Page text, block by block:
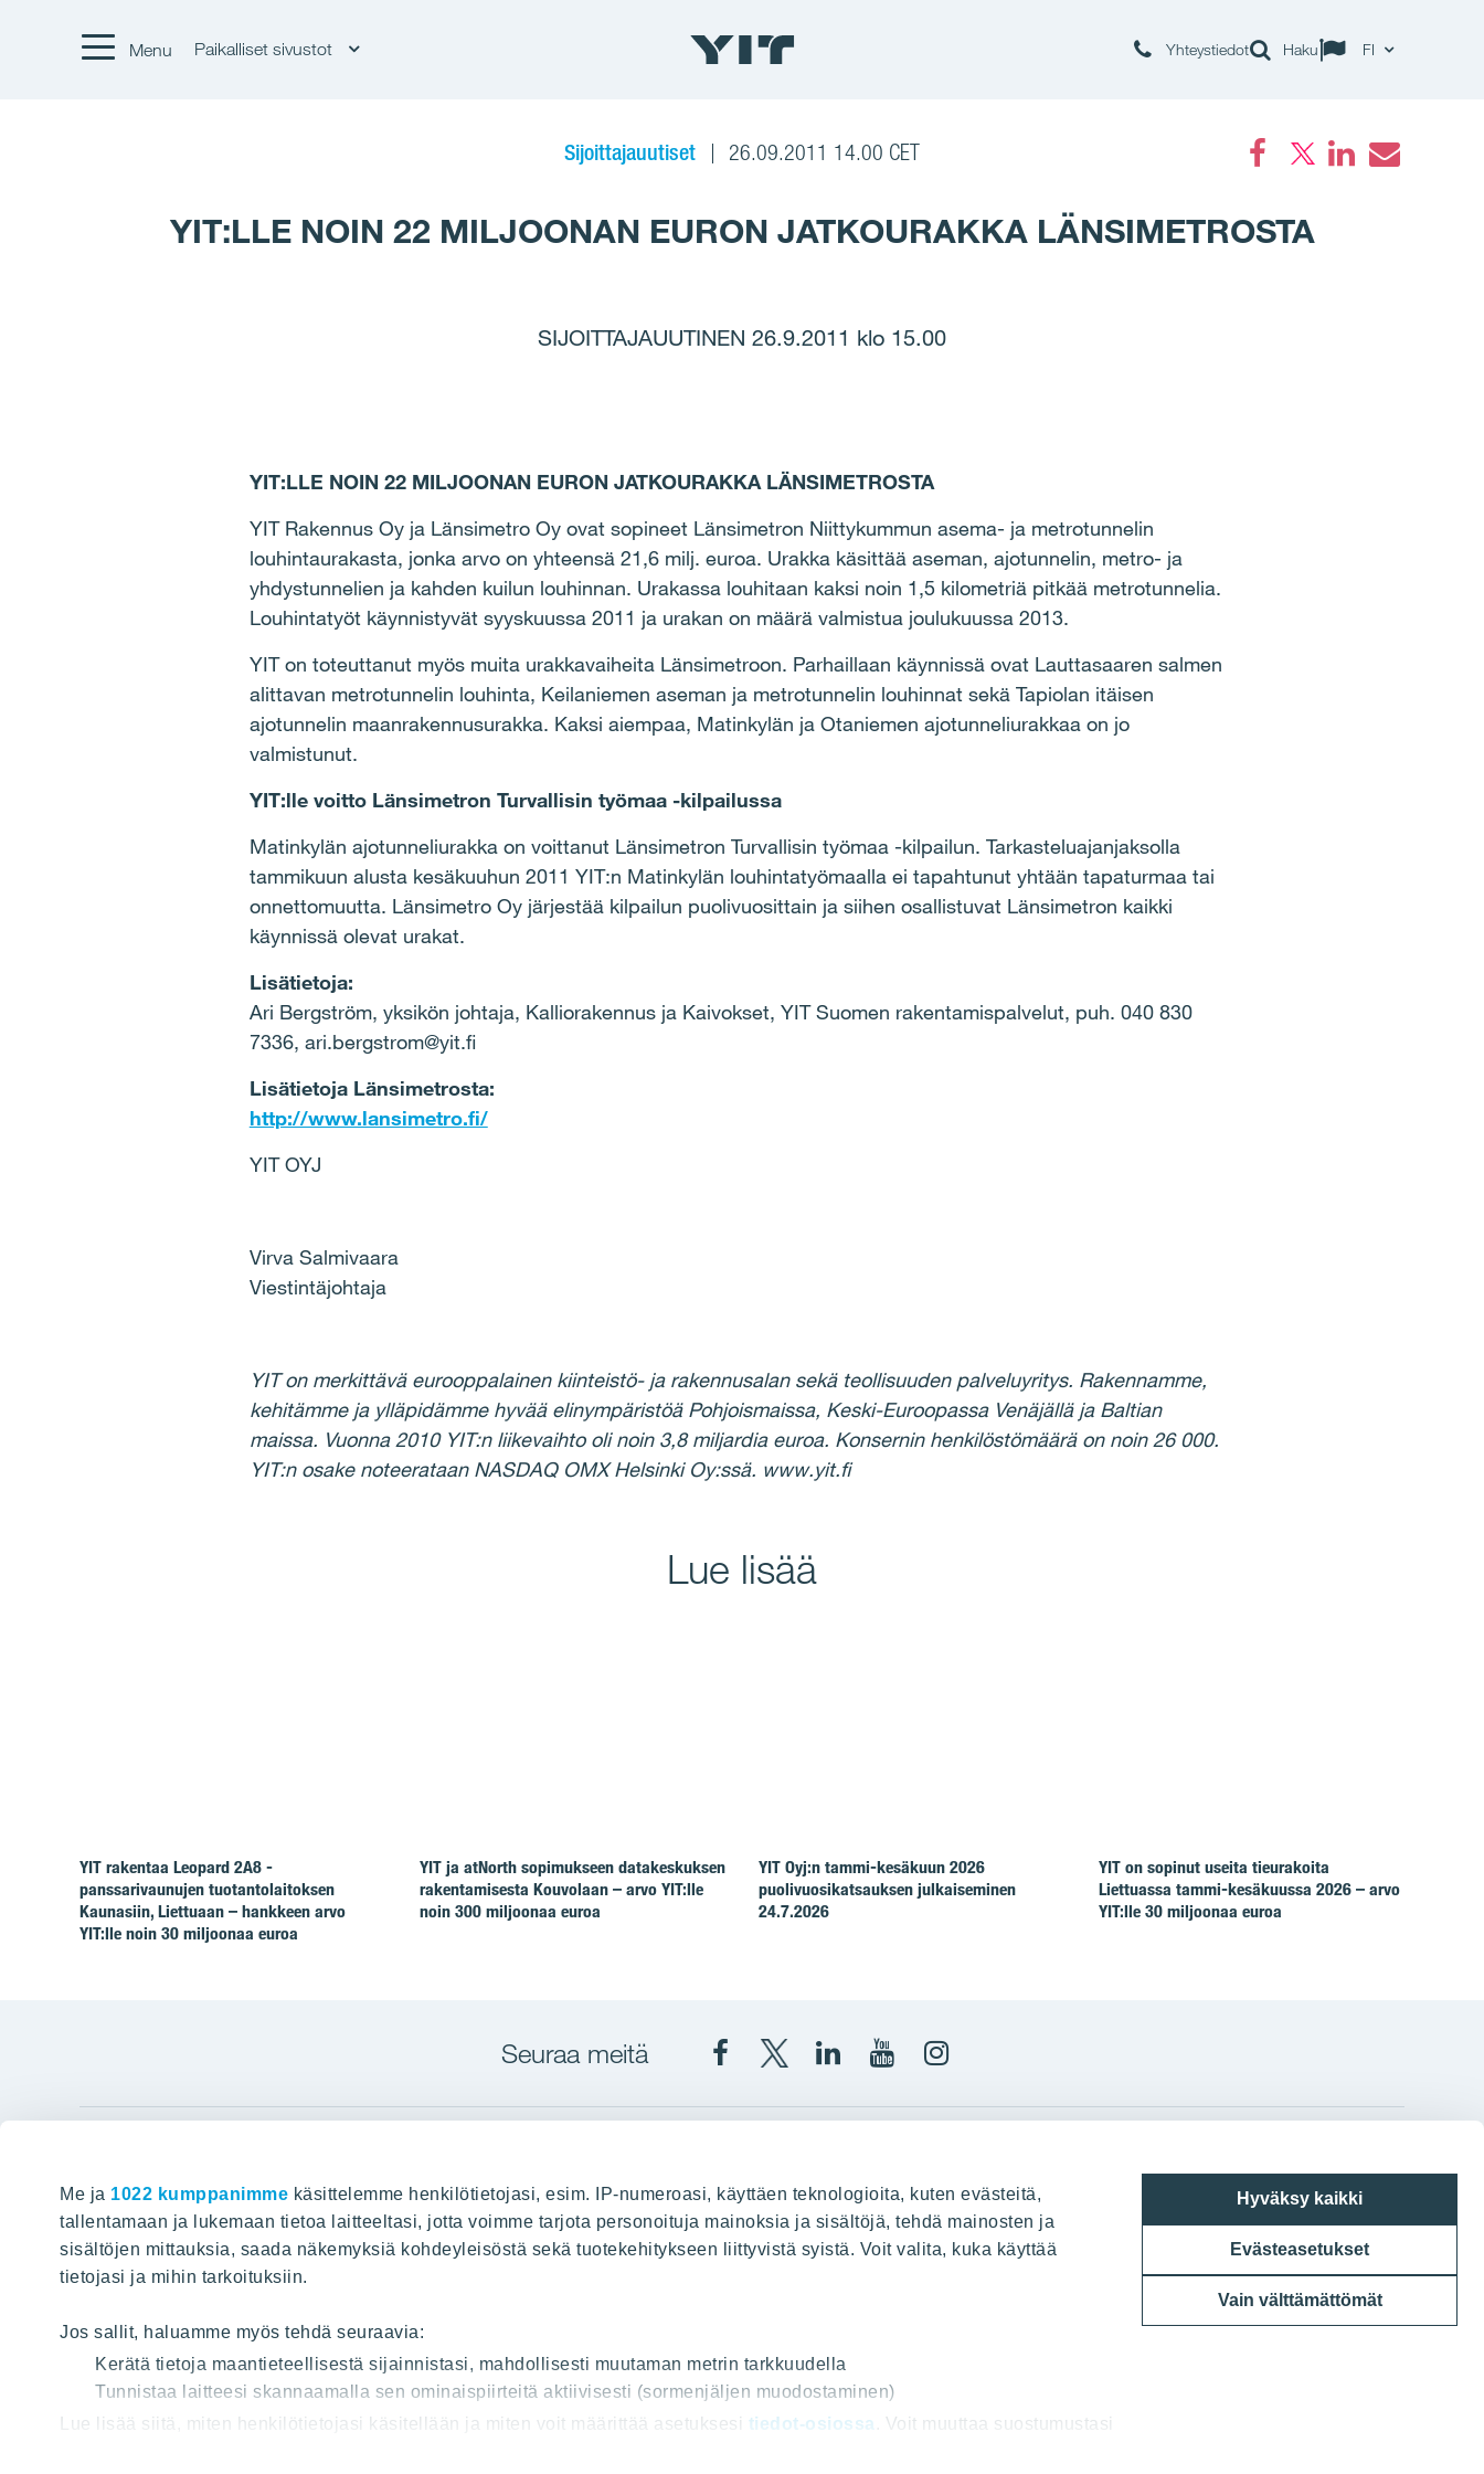
Me ja 1022 kumppanimme käsittelemme henkilötietojasi, esim. IP-numeroasi, käyttäen teknologioita, kuten evästeitä,
tallentamaan ja lukemaan tietoa laitteeltasi, jotta voimme tarjota personoituja mainoksia ja sisältöjä, tehdä mainosten ja
sisältöjen mittauksia, saada näkemyksiä kohdeyleisöstä sekä tuotekehitykseen liittyvistä syistä. Voit valita, kuka käyttää
tietojasi ja mihin tarkoituksiin.
Jos sallit, haluamme myös tehdä seuraavia:
Kerätä tietoja maantieteellisestä sijainnistasi, mahdollisesti muutaman metrin tarkkuudella
Tunnistaa laitteesi skannaamalla sen ominaispiirteitä aktiivisesti (sormenjäljen muodostaminen)
Lue lisää siitä, miten henkilötietojasi käsitellään ja miten voit määrittää asetuksesi tiedot-osiossa . Voit muuttaa suostumustasi
Hyväksy kaikki
Evästeasetukset
Vain välttämättömät
Menu Paikalliset sivustot Yhteystiedot Haku FI
Sijoittajauutiset 26.09.2011 14.00 CET
YIT:LLE NOIN 22 MILJOONAN EURON JATKOURAKKA LÄNSIMETROSTA
SIJOITTAJAUUTINEN 26.9.2011 klo 15.00
YIT:LLE NOIN 22 MILJOONAN EURON JATKOURAKKA LÄNSIMETROSTA
YIT Rakennus Oy ja Länsimetro Oy ovat sopineet Länsimetron Niittykummun asema- ja metrotunnelin
louhintaurakasta, jonka arvo on yhteensä 21,6 milj. euroa. Urakka käsittää aseman, ajotunnelin, metro- ja
yhdystunnelien ja kahden kuilun louhinnan. Urakassa louhitaan kaksi noin 1,5 kilometriä pitkää metrotunnelia.
Louhintatyöt käynnistyvät syyskuussa 2011 ja urakan on määrä valmistua joulukuussa 2013.
YIT on toteuttanut myös muita urakkavaiheita Länsimetroon. Parhaillaan käynnissä ovat Lauttasaaren salmen
alittavan metrotunnelin louhinta, Keilaniemen aseman ja metrotunnelin louhinnat sekä Tapiolan itäisen
ajotunnelin maanrakennusurakka. Kaksi aiempaa, Matinkylän ja Otaniemen ajotunneliurakkaa on jo
valmistunut.
YIT:lle voitto Länsimetron Turvallisin työmaa -kilpailussa
Matinkylän ajotunneliurakka on voittanut Länsimetron Turvallisin työmaa -kilpailun. Tarkasteluajanjaksolla
tammikuun alusta kesäkuuhun 2011 YIT:n Matinkylän louhintatyömaalla ei tapahtunut yhtään tapaturmaa tai
onnettomuutta. Länsimetro Oy järjestää kilpailun puolivuosittain ja siihen osallistuvat Länsimetron kaikki
käynnissä olevat urakat.
Lisätietoja:
Ari Bergström, yksikön johtaja, Kalliorakennus ja Kaivokset, YIT Suomen rakentamispalvelut, puh. 040 830
7336, ari.bergstrom@yit.fi
Lisätietoja Länsimetrosta:
http://www.lansimetro.fi/
YIT OYJ
Virva Salmivaara
Viestintäjohtaja
YIT on merkittävä eurooppalainen kiinteistö- ja rakennusalan sekä teollisuuden palveluyritys. Rakennamme,
kehitämme ja ylläpidämme hyvää elinympäristöä Pohjoismaissa, Keski-Euroopassa Venäjällä ja Baltian
maissa. Vuonna 2010 YIT:n liikevaihto oli noin 3,8 miljardia euroa. Konsernin henkilöstömäärä on noin 26 000.
YIT:n osake noteerataan NASDAQ OMX Helsinki Oy:ssä. www.yit.fi
Lue lisää
YIT rakentaa Leopard 2A8 -
panssarivaunujen tuotantolaitoksen
Kaunasiin, Liettuaan – hankkeen arvo
YIT:lle noin 30 miljoonaa euroa
YIT ja atNorth sopimukseen datakeskuksen
rakentamisesta Kouvolaan – arvo YIT:lle
noin 300 miljoonaa euroa
YIT Oyj:n tammi-kesäkuun 2026
puolivuosikatsauksen julkaiseminen
24.7.2026
YIT on sopinut useita tieurakoita
Liettuassa tammi-kesäkuussa 2026 – arvo
YIT:lle 30 miljoonaa euroa
Seuraa meitä
YITYITCorporation
Corporation
YIT
Hyvin rakennettu huominen
HAKU
Tietoa YIT:stä
Töihin meille
Projektit
Vastuullisuus
Media
Yhteystiedot
Myytävät asunnot
Vuokrattavat toimitilat
Toimitilarakentaminen
Teollisuusrakentaminen
Panuntie 11, PL 36, 00620 Helsinki
020 433 111